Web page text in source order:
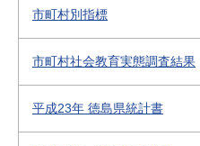
市町村別指標
市町村社会教育実態調査結果
平成23年 徳島県統計書